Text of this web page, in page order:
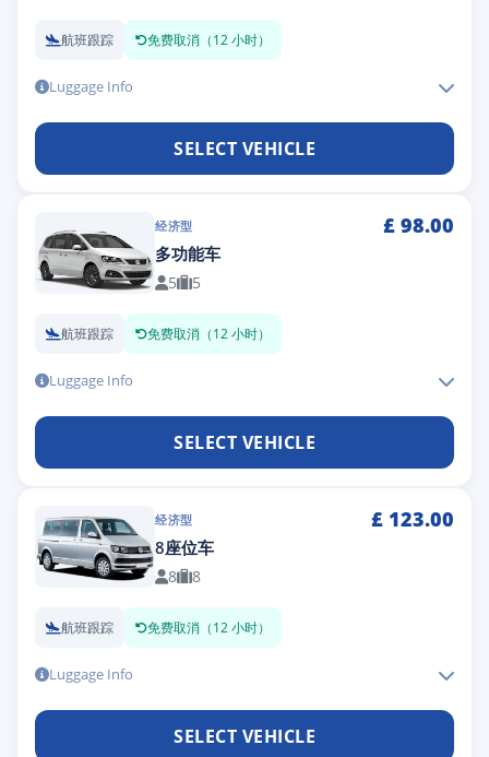
航班跟踪 免费取消（12 小时）
Luggage Info
SELECT VEHICLE
经济型 £ 98.00
多功能车
5 5
航班跟踪 免费取消（12 小时）
Luggage Info
SELECT VEHICLE
经济型 £ 123.00
8座位车
8 8
航班跟踪 免费取消（12 小时）
Luggage Info
SELECT VEHICLE